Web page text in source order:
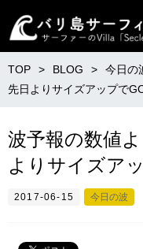
TOP BLOG 今日の
先日よりサイズアップで
波予報の数値
よりサイズア
2017-06-15 今日の波